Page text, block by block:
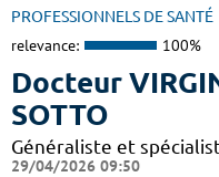
PROFESSIONNELS DE SANTÉ
relevance: 100%
Docteur
SOTTO
Généraliste et
29/04/2026 09:50